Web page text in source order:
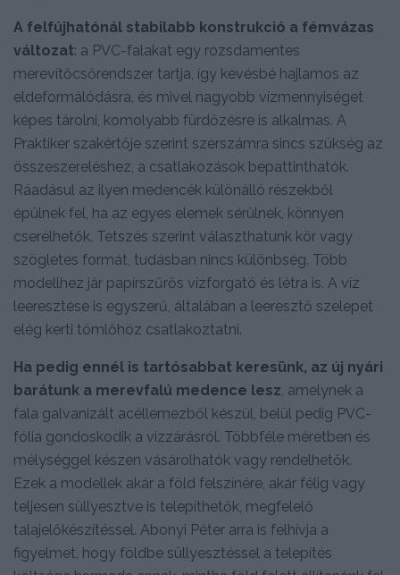
A felfújhatónál stabilabb konstrukció a fémvázas
változat: a PVC-falakat egy rozsdamentes
merevítőcsőrendszer tartja, így kevésbé hajlamos az
eldeformálódásra, és mivel nagyobb vízmennyiséget
képes tárolni, komolyabb fürdőzésre is alkalmas. A
Praktiker szakértője szerint szerszámra sincs szükség az
összeszereléshez, a csatlakozások bepattinthatók.
Ráadásul az ilyen medencék különálló részekből
épülnek fel, ha az egyes elemek sérülnek, könnyen
cserélhetők. Tetszés szerint választhatunk kör vagy
szögletes formát, tudásban nincs különbség. Több
modellhez jár papírszűrős vízforgató és létra is. A víz
leeresztése is egyszerű, általában a leeresztő szelepet
elég kerti tömlőhöz csatlakoztatni.
Ha pedig ennél is tartósabbat keresünk, az új nyári
barátunk a merevfalú medence lesz, amelynek a
fala galvanizált acéllemezből készül, belül pedig PVC-
fólia gondoskodik a vízzárásról. Többféle méretben és
mélységgel készen vásárolhatók vagy rendelhetők.
Ezek a modellek akár a föld felszínére, akár félig vagy
teljesen süllyesztve is telepíthetők, megfelelő
talajelőkészítéssel. Abonyi Péter arra is felhívja a
figyelmet, hogy földbe süllyesztéssel a telepítés